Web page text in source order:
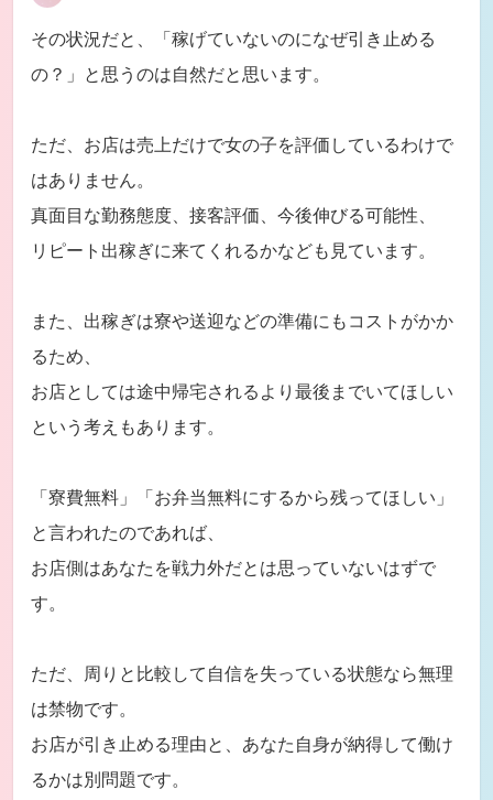
その状況だと、「稼げていないのになぜ引き止める
の？」と思うのは自然だと思います。
ただ、お店は売上だけで女の子を評価しているわけで
はありません。
真面目な勤務態度、接客評価、今後伸びる可能性、
リピート出稼ぎに来てくれるかなども見ています。
また、出稼ぎは寮や送迎などの準備にもコストがかか
るため、
お店としては途中帰宅されるより最後までいてほしい
という考えもあります。
「寮費無料」「お弁当無料にするから残ってほしい」
と言われたのであれば、
お店側はあなたを戦力外だとは思っていないはずで
す。
ただ、周りと比較して自信を失っている状態なら無理
は禁物です。
お店が引き止める理由と、あなた自身が納得して働け
るかは別問題です。